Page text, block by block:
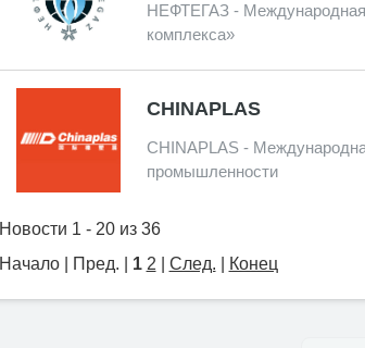
НЕФТЕГАЗ - Международная
комплекса»
CHINAPLAS
CHINAPLAS -
промышленности
Новости 1 - 20 из 36
Начало | Пред. | 1 2 След. Конец